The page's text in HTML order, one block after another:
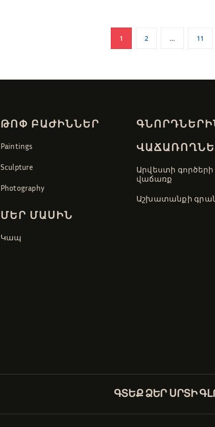
1 2 … 11
ԹՈՓ ԲԱԺԻՆՆԵՐ
Paintings
Sculpture
Photography
ՄԵՐ ՄԱՍԻՆ
Կապ
Արվեստի գործերի
վաճառք
Աշխատանքի
ԳՏԵՔ ՁԵՐ ՍՐՏԻ